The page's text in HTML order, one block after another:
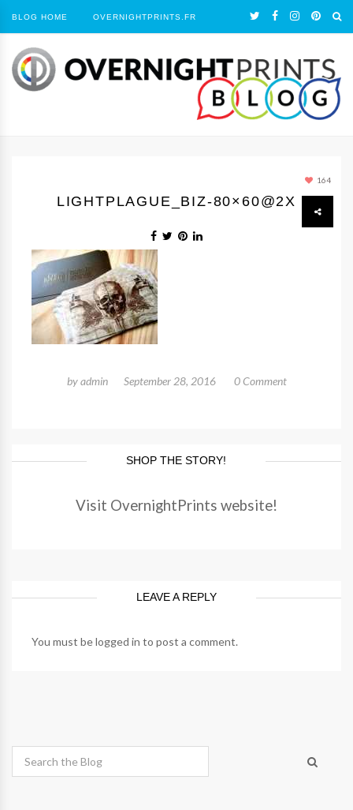
BLOG HOME OVERNIGHTPRINTS.FR
164
LIGHTPLAGUE_BIZ-80×60@2X
byadmin September 28, 2016 0 Comment
SHOP THE STORY!
Visit OvernightPrints website!
LEAVE A REPLY
You must belogged in to post a comment.